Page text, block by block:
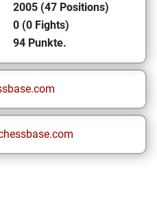
2005 (47 Positions)
0 (0 Fights)
94 Punkte.